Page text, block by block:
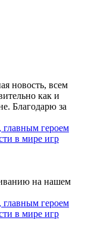
новость, всем
как и
Благодарю за
главным героем
в мире игр
на нашем
главным героем
в мире игр